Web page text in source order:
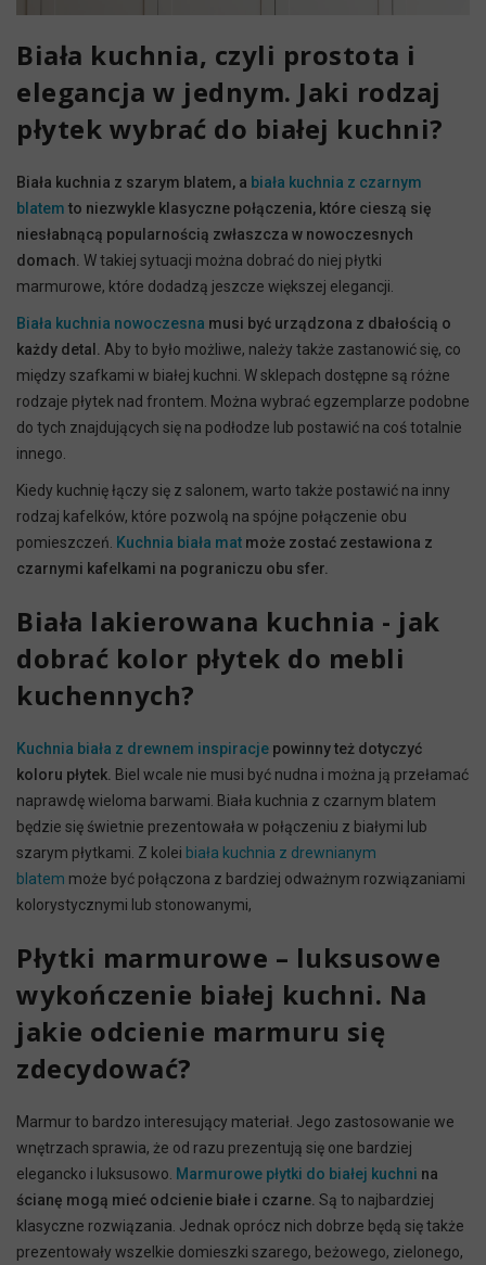
Biała kuchnia, czyli prostota i
elegancja w jednym. Jaki rodzaj
płytek wybrać do białej kuchni?
Biała kuchnia z szarym blatem, a biała kuchnia z czarnym
blatem to niezwykle klasyczne połączenia, które cieszą się
niesłabnącą popularnością zwłaszcza w nowoczesnych
domach. W takiej sytuacji można dobrać do niej płytki
marmurowe, które dodadzą jeszcze większej elegancji.
Biała kuchnia nowoczesna musi być urządzona z dbałością o
każdy detal. Aby to było możliwe, należy także zastanowić się, co
między szafkami w białej kuchni. W sklepach dostępne są różne
rodzaje płytek nad frontem. Można wybrać egzemplarze podobne
do tych znajdujących się na podłodze lub postawić na coś totalnie
innego.
Kiedy kuchnię łączy się z salonem, warto także postawić na inny
rodzaj kafelków, które pozwolą na spójne połączenie obu
pomieszczeń. Kuchnia biała mat może zostać zestawiona z
czarnymi kafelkami na pograniczu obu sfer.
Biała lakierowana kuchnia - jak
dobrać kolor płytek do mebli
kuchennych?
Kuchnia biała z drewnem inspiracje powinny też dotyczyć
koloru płytek. Biel wcale nie musi być nudna i można ją przełamać
naprawdę wieloma barwami. Biała kuchnia z czarnym blatem
będzie się świetnie prezentowała w połączeniu z białymi lub
szarym płytkami. Z kolei biała kuchnia z drewnianym
blatem może być połączona z bardziej odważnym rozwiązaniami
kolorystycznymi lub stonowanymi,
Płytki marmurowe – luksusowe
wykończenie białej kuchni. Na
jakie odcienie marmuru się
zdecydować?
Marmur to bardzo interesujący materiał. Jego zastosowanie we
wnętrzach sprawia, że od razu prezentują się one bardziej
elegancko i luksusowo. Marmurowe płytki do białej kuchni na
ścianę mogą mieć odcienie białe i czarne. Są to najbardziej
klasyczne rozwiązania. Jednak oprócz nich dobrze będą się także
prezentowały wszelkie domieszki szarego, beżowego, zielonego,